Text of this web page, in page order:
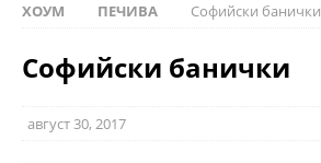
ХОУМ ПЕЧИВА Софийски банички
Софийски банички
август 30, 2017